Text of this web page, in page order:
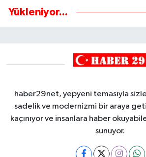
Yükleniyor...
haber29net, yepyeni temasıyla
sadelik ve modernizmi bir araya
kaçınıyor ve insanlara haber
sunuyor.